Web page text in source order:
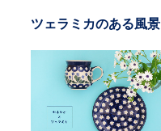
ツェラミカのある風景